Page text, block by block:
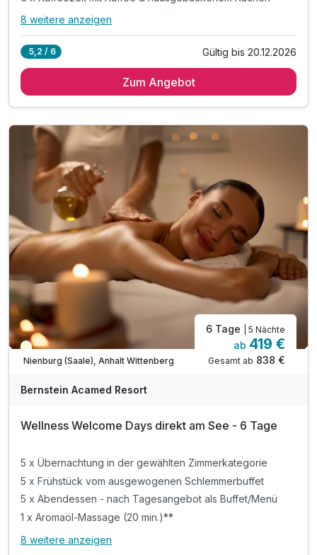
Alle Inklusivleistungen
6 x vielfältiges, regionales Frühstücksbuffet
1 x Wellnesstasche mit Bademantel und Saunatuch
inkl. Zugang zum Wellnessbereich „Salzkristall“
inkl. vielfältige Saunalandschaft & Dampfbad
inkl. Panorama-Sauna mit Seeblick & Bio-Sauna
inkl. Wellnessbereich bis 16 Uhr am Abreisetag
inkl. beheizter Außenpool (ganzjährig)
inkl. Minigolf, Tischtennis, Outdoor-Schach
inkl. Nutzung der Spiel- und Leseecke
8 weitere anzeigen
5,2 / 6 Gültig bis 20.12.2026
Zum Angebot
WAR
202
Teilweise ausgelastet
Nienburg (Saale), Anhalt Wittenberg
6 Tage | 5 Nächte
ab 419 €
Gesamt ab 838 €
Bernstein Acamed Resort
Wellness Welcome Days direkt am See - 6 Tage
5 x Übernachtung in der gewählten Zimmerkategorie
5 x Frühstück vom ausgewogenen Schlemmerbuffet
5 x Abendessen - nach Tagesangebot als Buffet/Menü
1 x Aromaöl-Massage (20 min.)**
Alle Inklusivleistungen
8 weitere anzeigen